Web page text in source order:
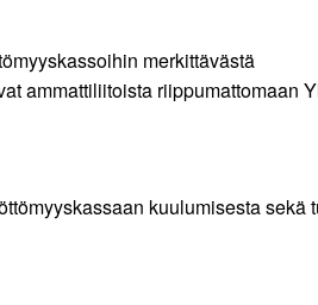
merkittävästä
ammattiliitoista riippumattomaan
kuulumisesta sekä